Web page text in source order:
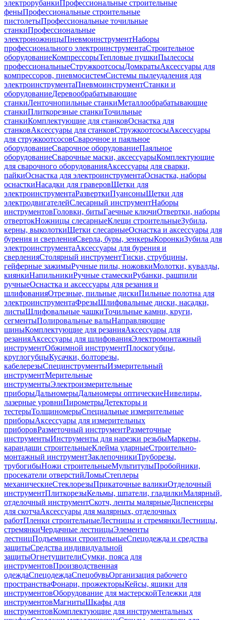
электрорубанкиПрофессиональные строительные
феныПрофессиональные строительные
пистолетыПрофессиональные точильные
станкиПрофессиональные
электроножницыПневмоинструментНаборы
профессионального электроинструментаСтроительное
оборудованиеКомпрессорыТепловые пушкиПылесосы
профессиональныеСтружкоотсосыДомкратыАксессуары для
компрессоров, пневмосистемСистемы пылеудаления для
электроинструментаПневмоинструментСтанки и
оборудованиеДеревообрабатывающие
станкиЛенточнопильные станкиМеталлообрабатывающие
станкиПлиткорезные станкиТочильные
станкиКомплектующие для станковОснастка для
станковАксессуары для станковСтружкоотсосыАксессуары
для стружкоотсосовСварочное и паяльное
оборудованиеСварочное оборудованиеПаяльное
оборудованиеСварочные маски, аксессуарыКомплектующие
для сварочного оборудованияАксессуары для сварки,
пайкиОснастка для электроинструментаОснастка, наборы
оснасткиНасадки для граверовЩетки для
электроинструментаРазверткиПуансоныЩетки для
электродвигателейСлесарный инструментНаборы
инструментовГоловки, битыГаечные ключиОтвертки, наборы
отвертокНожницы слесарныеКлещи строительныеЗубила,
керны, выколоткиЩетки слесарныеОснастка и аксессуары для
бурения и сверленияСверла, буры, зенкерыКоронкиЗубила для
электроинструментаАксессуары для бурения и
сверленияСтолярный инструментТиски, струбцины,
гейферные зажимыРучные пилы, ножовкиМолотки, кувалды,
киянкиНапильникиРучные стамескиРубанки, рашпили
ручныеОснастка и аксессуары для резания и
шлифованияОтрезные, пильные дискиПильные полотна для
электроинструментаФрезыШлифовальные диски, насадки,
листыШлифовальные чашкиТочильные камни, круги,
сегментыПолировальные валыНаправляющие
шиныКомплектующие для резанияАксессуары для
резанияАксессуары для шлифованияЭлектромонтажный
инструментОбжимной инструментПлоскогубцы,
круглогубцыКусачки, болторезы,
кабелерезыСпецинструментыИзмерительный
инструментМерительные
инструментыЭлектроизмерительные
приборыДальномерыДальномеры оптическиеНивелиры,
лазерные уровниПирометрыДетекторы и
тестерыТолщиномерыСпециальные измерительные
приборыАксессуары для измерительных
приборовРазметочный инструментРазметочные
инструментыИнструменты для нарезки резьбыМаркеры,
карандаши строительныеКлейма ударныеСтроительно-
монтажный инструментЗаклепочникиТруборезы,
трубогибыНожи строительныеМультитулыПробойники,
просекатели отверстийЛомыСтеплеры
механическиеСтеклорезыПрикаточные валикиОтделочный
инструментПлиткорезыКельмы, шпатели, гладилкиМалярный,
отделочный инструментСкотч, ленты малярныеДиспенсеры
для скотчаАксессуары для малярных, отделочных
работПленки строительныеЛестницы и стремянкиЛестницы,
стремянкиЧердачные лестницыЭлементы
лестницПодъемники строительныеСпецодежда и средства
защитыСредства индивидуальной
защитыОгнетушителиСумки, пояса для
инструментовПроизводственная
одеждаСпецодеждаСпецобувьОрганизация рабочего
пространстваФонари, прожекторыКейсы, ящики для
инструментовОборудование для мастерскойТележки для
инструментовМагнитыШкафы для
инструментовКомплектующие для инструментальных